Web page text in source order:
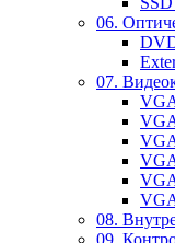
06.
07.
08.
09.